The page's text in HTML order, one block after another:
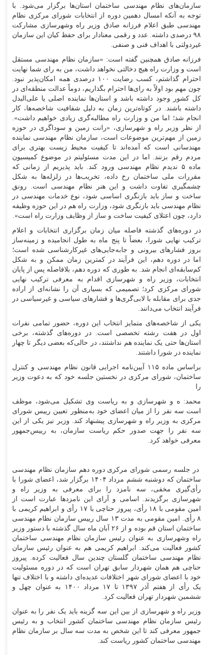
سازمان‌های نظام مهندسی ساختمان استان‌ها برگزار می‌شود. با
توجه به آنکه امسال دهمین دوره از انتخابات شورای مرکزی نظام
مهندسی طبق اعلام فرزانه صادق وزیر راه وشهرسازی مشارکت
۹۸ درصدی داشته. عدد و رقمی معنادار برای حفظ کیان این سازمان
غیردولتی با اهداف فنی و صنفی.
فرزانه صادق همچنین گفته است: «سازمان نظام مهندسی مستقل
است و وزارت راه هیچ دخالتی نخواهد داشت، من به رای شما نهایت
احترام گذاشتم، کسب رضایت ۱۰۰ درصدی همه امکان‌پذیر نبود.
چون مهم بود اولاً به رای‌ها احترام بگذاریم، دوماً عدالت منطقه‌ای در
کل کشور وجود داشته باشد و استان‌ها نماینده اصلی یا علی‌البدل
داشته باشند. در کوتاه‌ترین زمان به دلیل شفافیت شاخصه‌ها، کار
انجام شد؛ اما من و وزارت راه مطالبه‌گری زیادی خواهیم داشت».
از نظر وزیر راه و شهرسازی، «رانت زمین و سوداگری در حوزه
زمین از مهم‌ترین موضوعات است، سازمان نظام مهندسی نماینده
مهندسانی است که آمده‌اند تا کیفیت محیط زیست بهتری برای
مردم رقم بزنند. اما در این مدت مسئولیتم در موضوع کمیسیون
ماده ۵ ندیدم نظام مهندسی ورود کند. باید پذیریم از زمانی که
مقررات ملی ساختمان رخ داده، تخریب‌ها در زلزله‌ها به شکل
چشمگیری تفاوت داشت و این هنر نظام مهندسی است. رونق
ساخت و ساز باید بازنگری اساسی شود، نوع خدمات مهندسی در
نظام مهندسی باید بازنگری شود، وزارت راه هم در این حوزه وظیفه
دارد، چون اعتلای کیفیت ساخت و ساز از وظایف وزارت راه است».
در دوره‌های گذشته فاصله میان زمان برگزاری انتخابات و اعلام
ترکیب نهایی شورا، بعضاً تا پنج ماه به طول انجامیده و زمینه‌ساز
بروز فشار‌های بیرونی و جابه‌جایی‌های غیرکارشناسی شده است؛
اما در دوره دهم، این فرآیند در کمترین زمان ممکن و به شکل
کم‌سابقه‌ای انجام شد. به طوری که دوره دهم، بلافاصله پس از پایان
انتخابات، وزیر راه و شهرسازی اقدام به معرفی ترکیب نهایی
شورای مرکزی کرد؛ تصمیمی که بسیاری آن را نشانه‌ای از اراده
جدی برای مقابله با لابی‌گری‌ها و فشار‌های سیاسی و غیرسیاسی در
فرآیند انتخاب می‌دانند.
یکی از شاخصه‌های متمایز انتخاب این دوره، حضور تمامی نفرات
اول در هفت رشته تخصصی است. در دوره‌های گذشته، برخی
استان‌ها حتی یک نماینده هم نداشتند، در حالی‌که بعضی دیگر تا چهار
نماینده در شورا داشتند.
براساس ماده ۱۱۵ آیین‌نامه اجرایی قانون نظام مهندسی و کنترل
ساختمان، شورای مرکزی در نخستین جلسه خود که به دعوت وزیر
را
محمد: ه و شهرسازی و به ریاست وی تشکیل می‌شود، موظف
است سه نفر را از میان اعضای خود به‌منظور تعیین رییس شورای
مرکزی به وزیر راه و شهرسازی پیشنهاد کند. وزیر نیز یکی از این
سه نفر را جهت صدور حکم ریاست سازمان، به رییس‌جمهور
معرفی خواهد کرد.
در جلسه رسمی شورای مرکزی دوره دهم سازمان نظام مهندسی
ساختمان که دوشنبه ششم مرداد ۱۴۰۴ برگزار شد، اعضای شورا با
رأی‌گیری مخفی، سه نامزد را برای معرفی به وزیر راه و
شهرسازی برگزیدند. اسامی و آرای این نامزد‌ها عبارت است از
امین مقومی با ۱۸ رأی، پیروز حناچی با ۱۷ رأی و ابراهیم کریمی با
۸ رأی. امین مقومی به مدت ۱۳ سال رییس سازمان نظام مهندسی
ساختمان استان قم بوده و از ۲۶ آبان ماه سال گذشته با دستور وزیر
راه وشهرسازی به عنوان رئیس سازمان نظام مهندسی ساختمان
کشور فعالیت می‌کند. ابراهیم کریمی هم به عنوان رئیس سازمان
نظام مهندسی ساختمان گلستان چندین سال فعالیت کرده. پیروز
حناچی هم همان شهردار سابق تهران است که در دوره مسئولیت
خود با اعضای شورای شهر اختلافات عدیده‌ای داشته و با اختلاف تنها
یک رأی از هفتم آذر ۱۳۹۷ تا ۱۷ مرداد ۱۴۰۰ به عنوان چهل و
ششمین شهردار تهران فعالیت کرد.
وزیر راه و شهرسازی از بین این سه گزینه باید یک نفر را به عنوان
رئیس سازمان نظام مهندسی ساختمان کشور انتخاب و به رئیس
جمهور معرفی کند تا این شخص به مدت سه سال بر سازمان نظام
مهندسی ساختمان کشور ریاست کند.